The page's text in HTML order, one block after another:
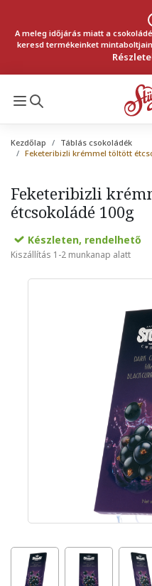
A meleg időjárás miatt a
keresd termékeinket
Kezdőlap
Táblás csokoládék
Feketeribizli krémmel töltött
Feketeribizli
étcsokoládé 100g
Készleten, rendelhető
Kiszállítás 1-2 munkanap alatt